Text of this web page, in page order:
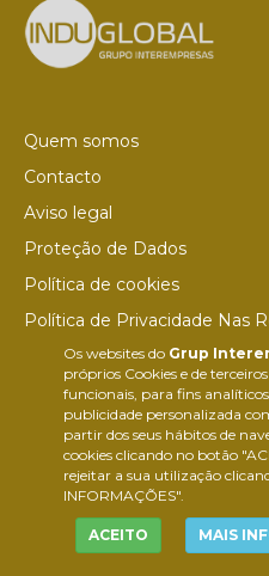
Os websites do Grup
próprios Cookies e de
funcionais, para fins
publicidade personalizada
partir dos seus hábitos de
cookies clicando no botão
rejeitar a sua utilização
INFORMAÇÕES".
ACEITO MAIS
Quem somos
Contacto
Aviso legal
Proteção de Dados
Política de cookies
Política de Privacidade Nas
Canal de denúncias
Colaborações editoriais